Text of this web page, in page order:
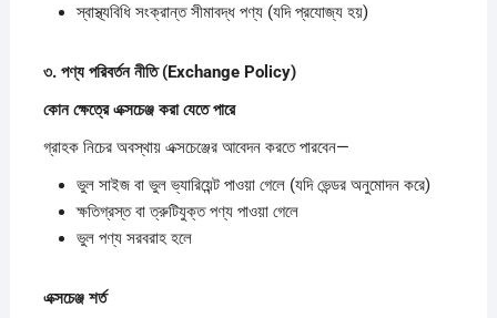
স্বাস্থ্যবিধি সংক্রান্ত সীমাবদ্ধ পণ্য (যদি প্রযোজ্য হয়)
৩. পণ্যপরিবর্তননীতি (Exchange Policy)
কোনক্ষেত্রেএক্সচেঞ্জ করাযেতেপারে
গ্রাহক নিচের অবস্থায় এক্সচেঞ্জের আবেদন করতে পারবেন—
ভুল সাইজ বা ভুল ভ্যারিয়েন্ট পাওয়া গেলে (যদি ভেন্ডর অনুমোদন করে)
ক্ষতিগ্রস্ত বা ত্রুটিযুক্ত পণ্য পাওয়া গেলে
ভুল পণ্য সরবরাহ হলে
এক্সচেঞ্জ শর্ত